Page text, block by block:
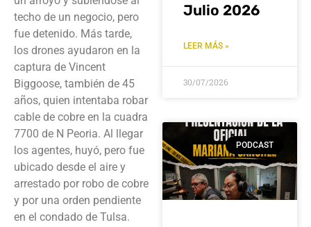
techo de un negocio, pero
fue detenido. Más tarde,
los drones ayudaron en la
captura de Vincent
Biggoose, también de 45
años, quien intentaba robar
cable de cobre en la cuadra
7700 de N Peoria. Al llegar
los agentes, huyó, pero fue
ubicado desde el aire y
arrestado por robo de cobre
y por una orden pendiente
en el condado de Tulsa.
Julio 2026
LEER MÁS »
30/07/2026
PODCAST